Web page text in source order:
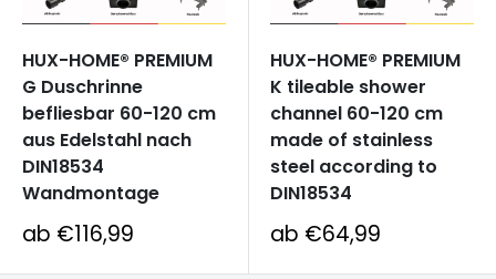
HUX-HOME® PREMIUM
G Duschrinne
befliesbar 60-120 cm
aus Edelstahl nach
DIN18534
Wandmontage
Sonderpreis
ab €116,99
HUX-HOME® PREMIUM
K tileable shower
channel 60-120 cm
made of stainless
steel according to
DIN18534
Sonderpreis
ab €64,99